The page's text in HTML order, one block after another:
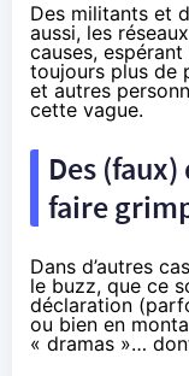
Des militants et
aussi, les
causes,
toujours plus de
et autres
cette vague.
Des
faire
Dans d’autres
le buzz, que ce
déclaration
ou bien en
« dramas »…